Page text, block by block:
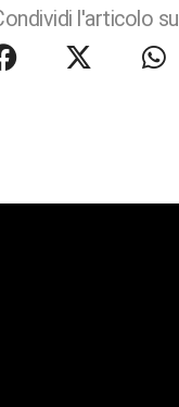
l'articolo